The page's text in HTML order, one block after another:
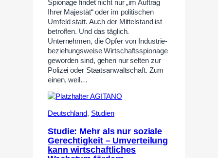
Spionage findet nicht nur „im Auftrag
Ihrer Majestät“ oder im politischen
Umfeld statt. Auch der Mittelstand ist
betroffen. Und das täglich.
Unternehmen, die Opfer von Industrie-
beziehungsweise Wirtschaftsspionage
geworden sind, gehen nur selten zur
Polizei oder Staatsanwaltschaft. Zum
einen, weil…
Deutschland, Studien
Studie: Mehr als nur soziale
Gerechtigkeit – Umverteilung
kann wirtschaftliches